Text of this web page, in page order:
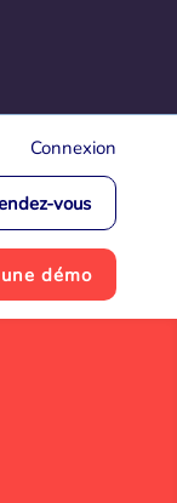
Connexion
vous
démo